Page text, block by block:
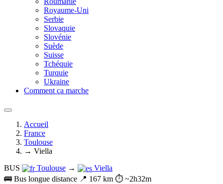
Royaume-Uni
Serbie
Slovaquie
Slovénie
Suède
Suisse
Tchéquie
Turquie
Ukraine
Comment ça marche
Accueil
France
Toulouse
→ Viella
BUS
Toulouse →
Viella
🚌 Bus longue distance 📍 167 km ⏱️ ~2h32m